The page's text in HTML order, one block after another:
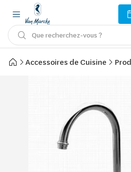
Que recherchez-vous ?
Accessoires de Cuisine